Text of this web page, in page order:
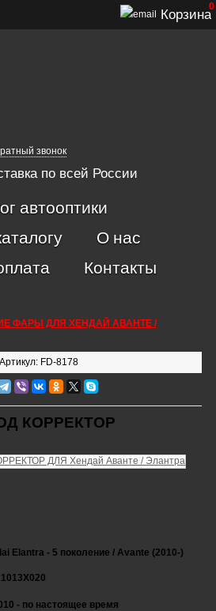
звонок
по всей России
Корзина
0
автооптики
О нас
Контакты
ФАРЫ ДЛЯ ХЕНДАЙ АВАНТЕ /
Артикул: FD-8178
КОРРЕКТОР
Elantra - 5 поколение / Avante (2010-)
- по настоящее время